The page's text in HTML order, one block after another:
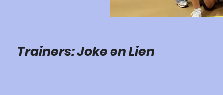
Trainers: Joke en Lien